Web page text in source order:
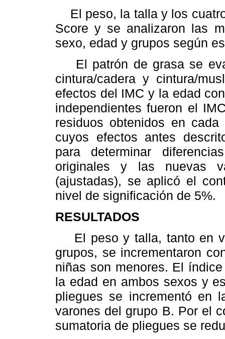
El peso, la talla y los
Score y se analizaron las
sexo, edad y grupos según
El patrón de grasa se
cintura/cadera y cintura/
efectos del IMC y la edad
independientes fueron el
residuos obtenidos en
cuyos efectos antes
para determinar
originales y las nuevas
(ajustadas), se aplicó el
nivel de significación de 5%.
RESULTADOS
El peso y talla, tanto en
grupos, se incrementaron
niñas son menores. El
la edad en ambos sexos y
pliegues se incrementó en
varones del grupo B. Por el
sumatoria de pliegues se